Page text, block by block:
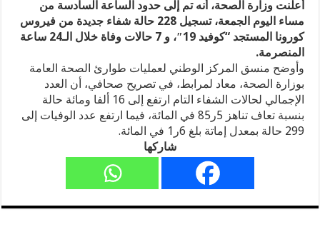
أعلنت وزارة الصحة، أنه تم إلى حدود الساعة السادسة من
مساء اليوم الجمعة، تسجيل 228 حالة شفاء جديدة من فيروس
كورونا المستجد “كوفيد 19″، و 7 حالات وفاة خلال الـ24 ساعة
المنصرمة.
وأوضح منسق المركز الوطني لعمليات طوارئ الصحة العامة
بوزارة الصحة، معاد لمرابط، في تصريح صحافي، أن العدد
الإجمالي لحالات الشفاء التام ارتفع إلى 16 ألفا ومائة حالة
بنسبة تعاف تناهز 5ر85 في المائة، فيما ارتفع عدد الوفيات إلى
299 حالة بمعدل إماتة بلغ 6ر1 في المائة.
شاركها